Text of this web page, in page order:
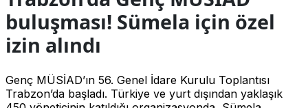
buluşması! Sümela için özel
izin alındı
Genç MÜSİAD’ın 56. Genel İdare Kurulu Toplantısı
Trabzon’da başladı. Türkiye ve yurt dışından yaklaşık